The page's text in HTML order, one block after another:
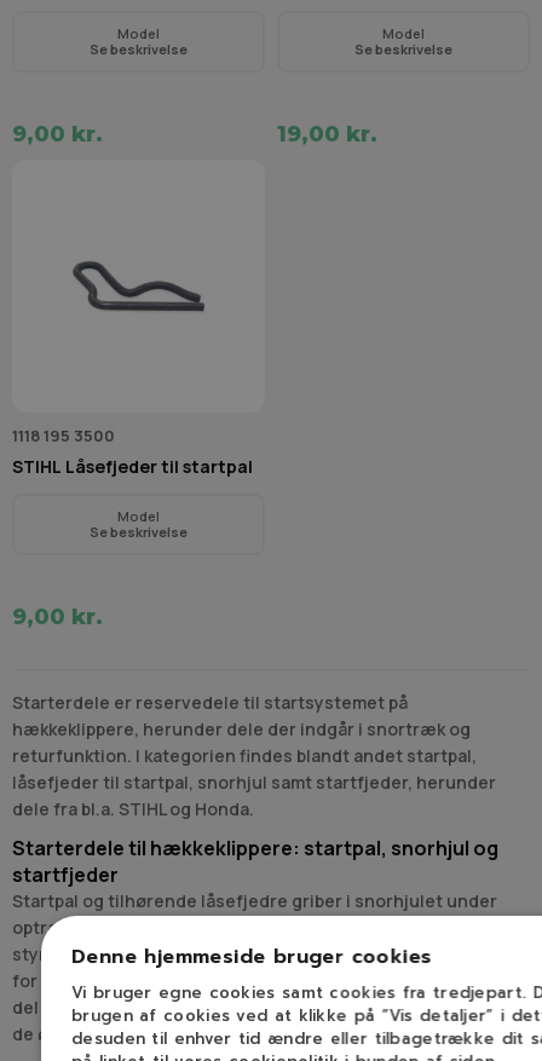
Model
Se beskrivelse
9,00 kr.
Model
Se beskrivelse
19,00 kr.
1118 195 3500
STIHL Låsefjeder til startpal
Model
Se beskrivelse
9,00 kr.
Starterdele er reservedele til startsystemet på
hækkeklippere, herunder dele der indgår i snortræk og
returfunktion. I kategorien findes blandt andet startpal,
låsefjeder til startpal, snorhjul samt startfjeder, herunder
dele fra bl.a. STIHL og Honda.
Starterdele til hækkeklippere: startpal, snorhjul og
startfjeder
Startpal og tilhørende låsefjedre griber i snorhjulet under
optræk og frigiver igen, når motoren tager fat. Snorhjulet
styrer startsnoren og samler den op, og en startfjeder sørger
for returtræk. Starterdele udskiftes typisk enkeltvis, når en
del er slidt, knækket eller ikke længere arbejder sammen med
de øvrige komponenter.
Denne hjemmeside bruger cookies
Vi bruger egne cookies samt cookies fra tredjepart.
brugen af cookies ved at klikke på ”Vis detaljer” i
desuden til enhver tid ændre eller tilbagetrække dit